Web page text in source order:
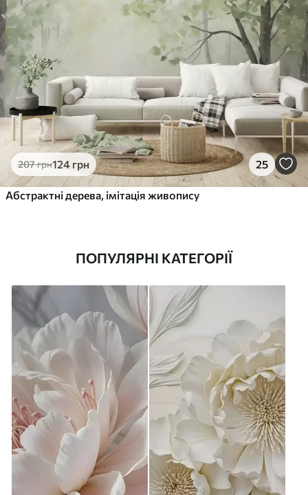
207грн124 грн 25
Абстрактні дерева, імітація живопису
ПОПУЛЯРНІ КАТЕГОРІЇ